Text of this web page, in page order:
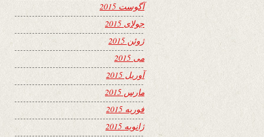
آگوست 2015
جولای 2015
ژوئن 2015
می 2015
آوریل 2015
مارس 2015
فوریه 2015
ژانویه 2015